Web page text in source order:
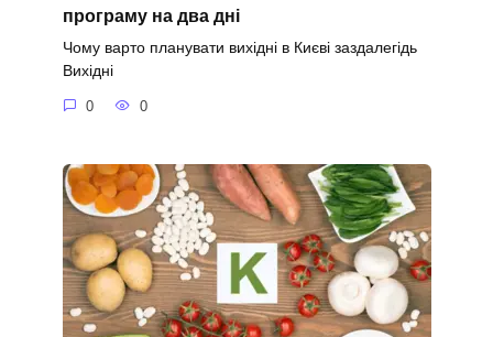
програму на два дні
Чому варто планувати вихідні в Києві заздалегідь
Вихідні
0 0